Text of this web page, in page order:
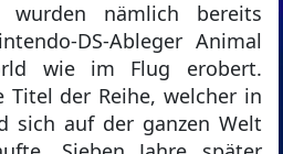
wurden nämlich bereits
DS-Ableger Animal
wie im Flug erobert.
Titel der Reihe, welcher in
sich auf der ganzen Welt